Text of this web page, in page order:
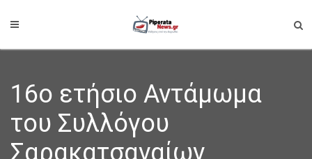
16ο ετήσιο Αντάμωμα
του Συλλόγου
Σαρακατσαναίων